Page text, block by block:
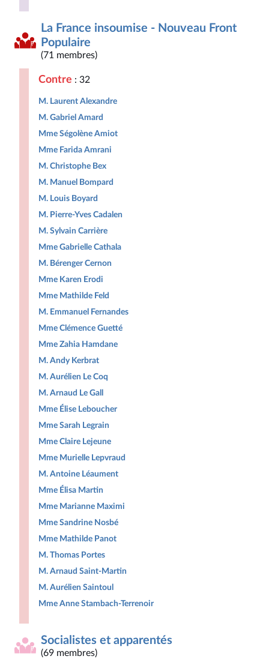
La France insoumise - Nouveau Front
Populaire
(71 membres)
Contre : 32
M. Laurent Alexandre
M. Gabriel Amard
Mme Ségolène Amiot
Mme Farida Amrani
M. Christophe Bex
M. Manuel Bompard
M. Louis Boyard
M. Pierre-Yves Cadalen
M. Sylvain Carrière
Mme Gabrielle Cathala
M. Bérenger Cernon
Mme Karen Erodi
Mme Mathilde Feld
M. Emmanuel Fernandes
Mme Clémence Guetté
Mme Zahia Hamdane
M. Andy Kerbrat
M. Aurélien Le Coq
M. Arnaud Le Gall
Mme Élise Leboucher
Mme Sarah Legrain
Mme Claire Lejeune
Mme Murielle Lepvraud
M. Antoine Léaument
Mme Élisa Martin
Mme Marianne Maximi
Mme Sandrine Nosbé
Mme Mathilde Panot
M. Thomas Portes
M. Arnaud Saint-Martin
M. Aurélien Saintoul
Mme Anne Stambach-Terrenoir
Socialistes et apparentés
(69 membres)